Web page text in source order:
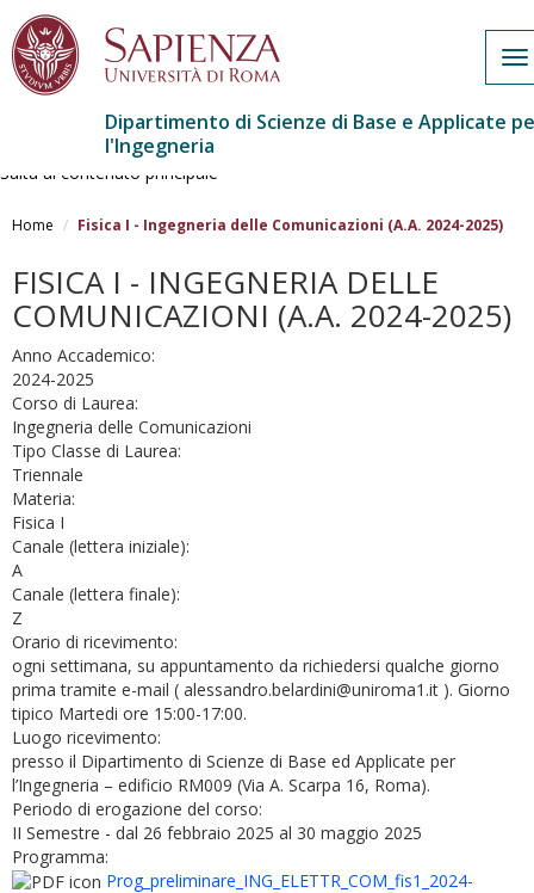
Salta al contenuto principale
Dipartimento di Scienze di Base e Applicate
l'Ingegneria
Home Fisica I - Ingegneria delle Comunicazioni (A.A. 2024-2025)
FISICA I - INGEGNERIA DELLE
COMUNICAZIONI (A.A. 2024-2025)
Anno Accademico:
2024-2025
Corso di Laurea:
Ingegneria delle Comunicazioni
Tipo Classe di Laurea:
Triennale
Materia:
Fisica I
Canale (lettera iniziale):
A
Canale (lettera finale):
Z
Orario di ricevimento:
ogni settimana, su appuntamento da richiedersi qualche giorno
prima tramite e-mail ( alessandro.belardini@uniroma1.it ). Giorno
tipico Martedi ore 15:00-17:00.
Luogo ricevimento:
presso il Dipartimento di Scienze di Base ed Applicate per
l’Ingegneria – edificio RM009 (Via A. Scarpa 16, Roma).
Periodo di erogazione del corso:
II Semestre - dal 26 febbraio 2025 al 30 maggio 2025
Programma:
Prog_preliminare_ING_ELETTR_COM_fis1_2024-